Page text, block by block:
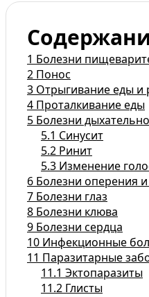
1 Болезни
2 Понос
3 Отрыгивание еды и
4 Проталкивание еды
5 Болезни
5.1 Синусит
5.2 Ринит
5.3 Изменение
6 Болезни оперения
7 Болезни глаз
8 Болезни клюва
9 Болезни сердца
10 Инфекционные
11 Паразитарные
11.1 Эктопаразиты
11.2 Глисты